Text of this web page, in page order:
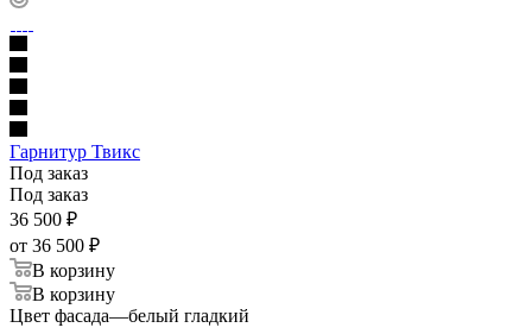
Гарнитур Твикс
Под заказ
Под заказ
36 500 ₽
от 36 500 ₽
В корзину
В корзину
Цвет фасада—белый гладкий